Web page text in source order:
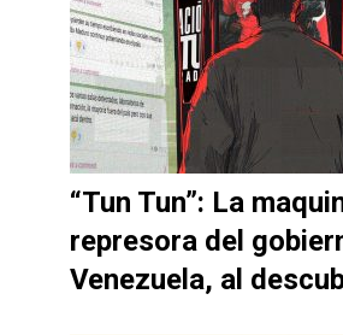
“Tun Tun”: La
represora del
Venezuela, al